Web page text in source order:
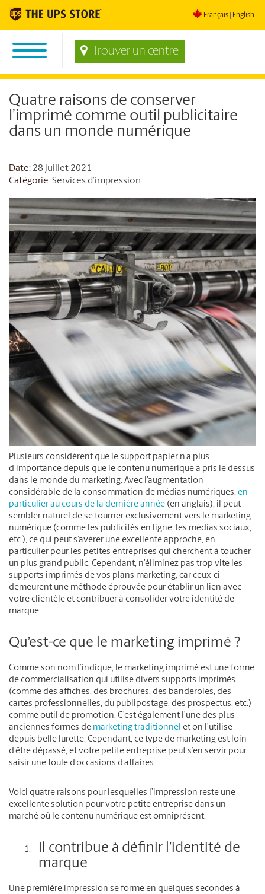
Français English
Trouver un centre
Quatre raisons de conserver
l’imprimé comme outil publicitaire
dans un monde numérique
Date: 28 juillet 2021
Catégorie:Services d’impression
Plusieurs considèrent que le support papier n’a plus
d’importance depuis que le contenu numérique a pris le dessus
dans le monde du marketing. Avec l’augmentation
considérable de la consommation de médias numériques, en
particulier au cours de la dernière année (en anglais), il peut
sembler naturel de se tourner exclusivement vers le marketing
numérique (comme les publicités en ligne, les médias sociaux,
etc.), ce qui peut s’avérer une excellente approche, en
particulier pour les petites entreprises qui cherchent à toucher
un plus grand public. Cependant, n’éliminez pas trop vite les
supports imprimés de vos plans marketing, car ceux-ci
demeurent une méthode éprouvée pour établir un lien avec
votre clientèle et contribuer à consolider votre identité de
marque.
Qu’est-ce que le marketing imprimé ?
Comme son nom l’indique, le marketing imprimé est une forme
de commercialisation qui utilise divers supports imprimés
(comme des affiches, des brochures, des banderoles, des
cartes professionnelles, du publipostage, des prospectus, etc.)
comme outil de promotion. C’est également l’une des plus
anciennes formes de marketing traditionnel et on l’utilise
depuis belle lurette. Cependant, ce type de marketing est loin
d’être dépassé, et votre petite entreprise peut s’en servir pour
saisir une foule d’occasions d’affaires.
Voici quatre raisons pour lesquelles l’impression reste une
excellente solution pour votre petite entreprise dans un
marché où le contenu numérique est omniprésent.
Il contribue à définir l’identité de
marque
Une première impression se forme en quelques secondes à